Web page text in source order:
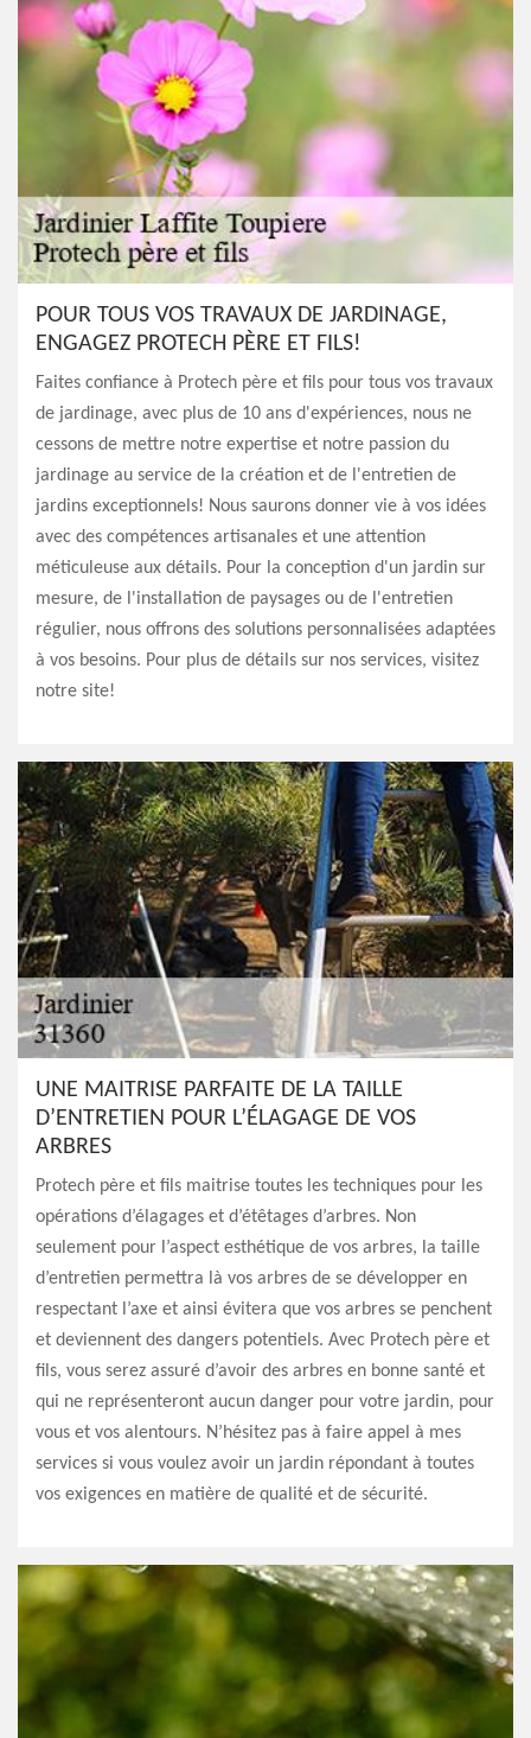
POUR TOUS VOS TRAVAUX DE JARDINAGE,
ENGAGEZ PROTECH PÈRE ET FILS!
Faites confiance à Protech père et fils pour tous vos travaux
de jardinage, avec plus de 10 ans d'expériences, nous ne
cessons de mettre notre expertise et notre passion du
jardinage au service de la création et de l'entretien de
jardins exceptionnels! Nous saurons donner vie à vos idées
avec des compétences artisanales et une attention
méticuleuse aux détails. Pour la conception d'un jardin sur
mesure, de l'installation de paysages ou de l'entretien
régulier, nous offrons des solutions personnalisées adaptées
à vos besoins. Pour plus de détails sur nos services, visitez
notre site!
UNE MAITRISE PARFAITE DE LA TAILLE
D’ENTRETIEN POUR L’ÉLAGAGE DE VOS
ARBRES
Protech père et fils maitrise toutes les techniques pour les
opérations d’élagages et d’étêtages d’arbres. Non
seulement pour l’aspect esthétique de vos arbres, la taille
d’entretien permettra là vos arbres de se développer en
respectant l’axe et ainsi évitera que vos arbres se penchent
et deviennent des dangers potentiels. Avec Protech père et
fils, vous serez assuré d’avoir des arbres en bonne santé et
qui ne représenteront aucun danger pour votre jardin, pour
vous et vos alentours. N’hésitez pas à faire appel à mes
services si vous voulez avoir un jardin répondant à toutes
vos exigences en matière de qualité et de sécurité.